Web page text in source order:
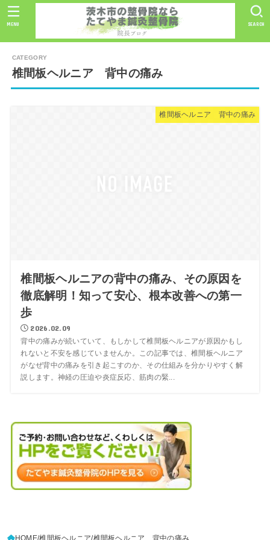
SEARCH
MENU
椎間板ヘルニア 背中の痛み
椎間板ヘルニア 背中の痛み
椎間板ヘルニアの背中の痛み、その原因を
徹底解明！知って安心、根本改善への第一
歩
2026.02.09
背中の痛みが続いていて、もしかして椎間板ヘルニアが原因かもし
れないと不安を感じていませんか。この記事では、椎間板ヘルニア
がなぜ背中の痛みを引き起こすのか、その仕組みを分かりやすく解
説します。神経の圧迫や炎症反応、筋肉の緊...
HOME 椎間板ヘルニア 椎間板ヘルニア 背中の痛み